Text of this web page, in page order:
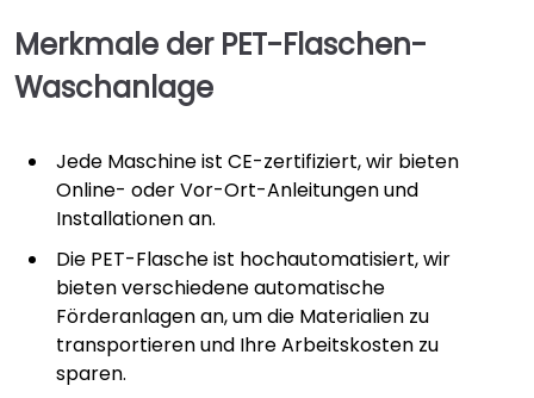
Merkmale der PET-Flaschen-
Waschanlage
Jede Maschine ist CE-zertifiziert, wir bieten
Online- oder Vor-Ort-Anleitungen und
Installationen an.
Die PET-Flasche ist hochautomatisiert, wir
bieten verschiedene automatische
Förderanlagen an, um die Materialien zu
transportieren und Ihre Arbeitskosten zu
sparen.